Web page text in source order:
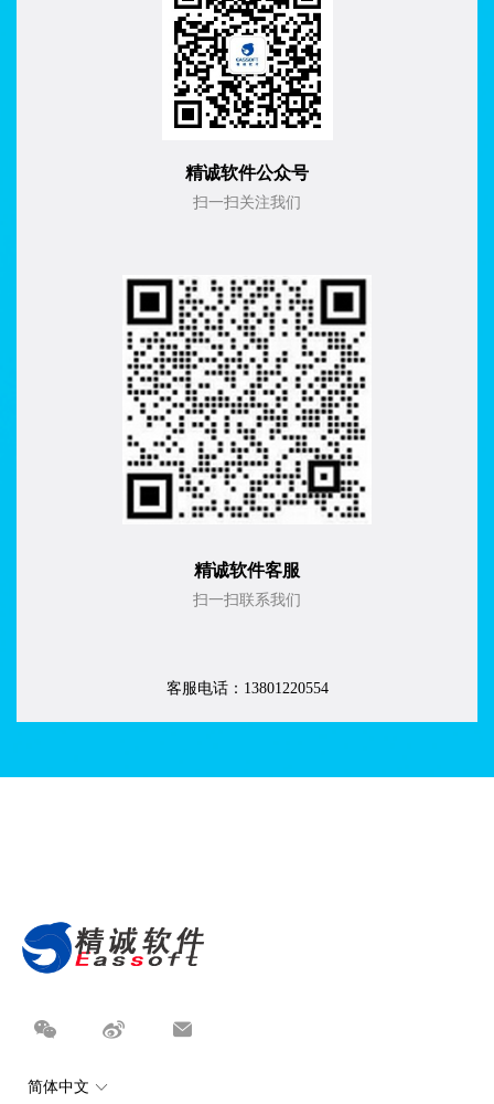
精诚软件公众号
扫一扫关注我们
精诚软件客服
扫一扫联系我们
客服电话： 13801220554
简体中文